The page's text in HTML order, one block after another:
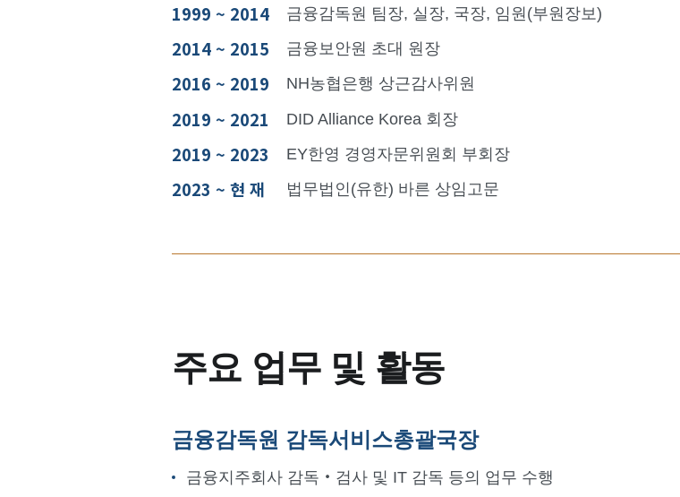
1999 ~ 2014 금융감독원 팀장, 실장, 국장, 임원(부원장보)
2014 ~ 2015 금융보안원 초대 원장
2016 ~ 2019 NH농협은행 상근감사위원
2019 ~ 2021 DID Alliance Korea 회장
2019 ~ 2023 EY한영 경영자문위원회 부회장
2023 ~ 현 재 법무법인(유한) 바른 상임고문
주요 업무 및 활동
금융감독원 감독서비스총괄국장
금융지주회사 감독‧검사 및 IT 감독 등의 업무 수행